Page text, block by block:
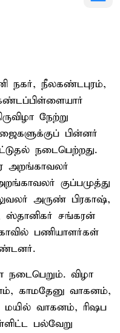
நகர், நீலகண்டபுரம்,
நேற்று
பின்னர்
நடைபெற்றது.
அறங்காவலர்
குப்பமுத்து
அருண் பிரகாஷ்,
ஸ்தானிகர் சங்கரன்
பணியாளர்கள்
நடைபெறும். விழா
காமதேனு வாகனம்,
வாகனம், ரிஷப
பல்வேறு